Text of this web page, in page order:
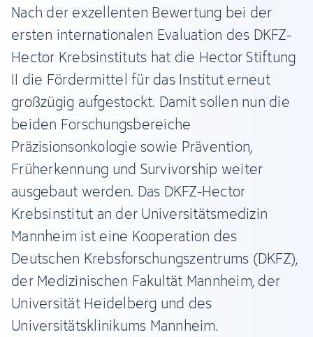
Nach der exzellenten Bewertung bei der
ersten internationalen Evaluation des DKFZ-
Hector Krebsinstituts hat die Hector Stiftung
II die Fördermittel für das Institut erneut
großzügig aufgestockt. Damit sollen nun die
beiden Forschungsbereiche
Präzisionsonkologie sowie Prävention,
Früherkennung und Survivorship weiter
ausgebaut werden. Das DKFZ-Hector
Krebsinstitut an der Universitätsmedizin
Mannheim ist eine Kooperation des
Deutschen Krebsforschungszentrums (DKFZ),
der Medizinischen Fakultät Mannheim, der
Universität Heidelberg und des
Universitätsklinikums Mannheim.